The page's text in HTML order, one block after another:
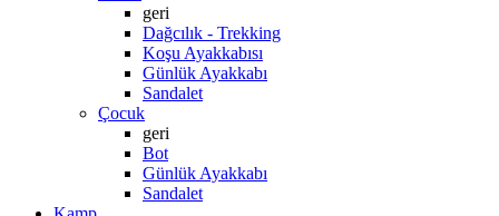
geri
Dağcılık - Trekking
Koşu Ayakkabısı
Günlük Ayakkabı
Sandalet
Çocuk
geri
Bot
Günlük Ayakkabı
Sandalet